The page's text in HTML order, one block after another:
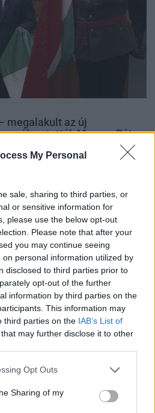
My Personal
sale, sharing to third parties, or
or sensitive information for
please use the below opt-out
Please note that after your
you may continue seeing
personal information utilized by
disclosed to third parties prior to
opt-out of the further
information by third parties on the
This information may
third parties on the IAB’s List of
that may further disclose it to other
app uses one or more Google
behaviour. You may click to
and its third-party tags to
Opt Outs
Sharing of my
megalakult az új
Magyar Péter
van Magyarországnak,